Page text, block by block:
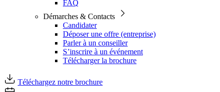
FAQ
Démarches & Contacts
Candidater
Déposer une offre (entreprise)
Parler à un conseiller
S’inscrire à un événement
Télécharger la brochure
Téléchargez notre brochure